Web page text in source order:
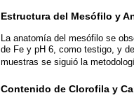
Estructura del Mesófilo y
La anatomía del mesófilo se
de Fe y pH 6, como testigo, y
muestras se siguió la
Contenido de Clorofila y